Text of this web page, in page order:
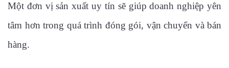
Một đơn vị sản xuất uy tín sẽ giúp doanh nghiệp yên
tâm hơn trong quá trình đóng gói, vận chuyển và bán
hàng.